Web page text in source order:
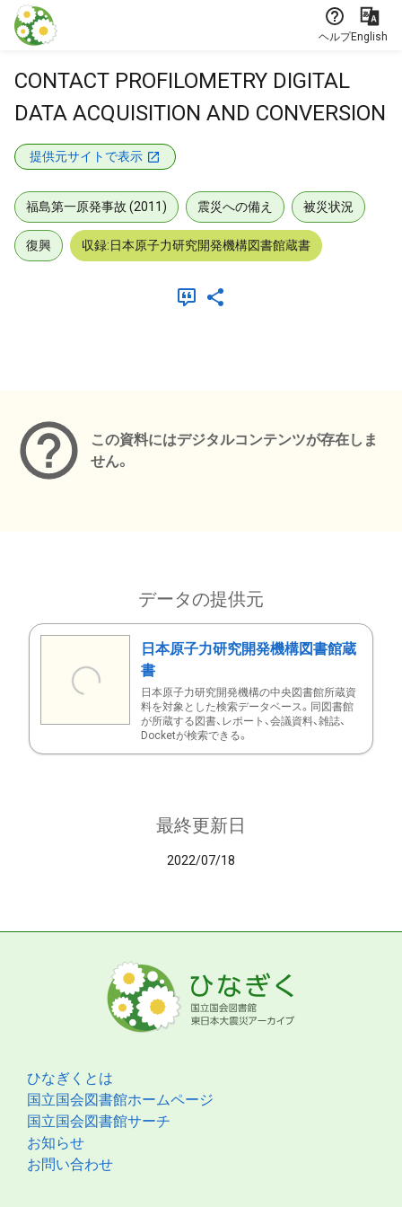
本文に飛ぶ
ヘルプEnglish
CONTACT PROFILOMETRY DIGITAL
DATA ACQUISITION AND CONVERSION
提供元サイトで表示
福島第一原発事故 (2011) 震災への備え 被災状況
復興 収録:日本原子力研究開発機構図書館蔵書
この資料にはデジタルコンテンツが存在しま
せん。
データの提供元
日本原子力研究開発機構図書館蔵
書
日本原子力研究開発機構の中央図書館所蔵資
料を対象とした検索データベース。同図書館
が所蔵する図書、レポート、会議資料、雑誌、
Docketが検索できる。
最終更新日
2022/07/18
ひなぎくとは
国立国会図書館ホームページ
国立国会図書館サーチ
お知らせ
お問い合わせ